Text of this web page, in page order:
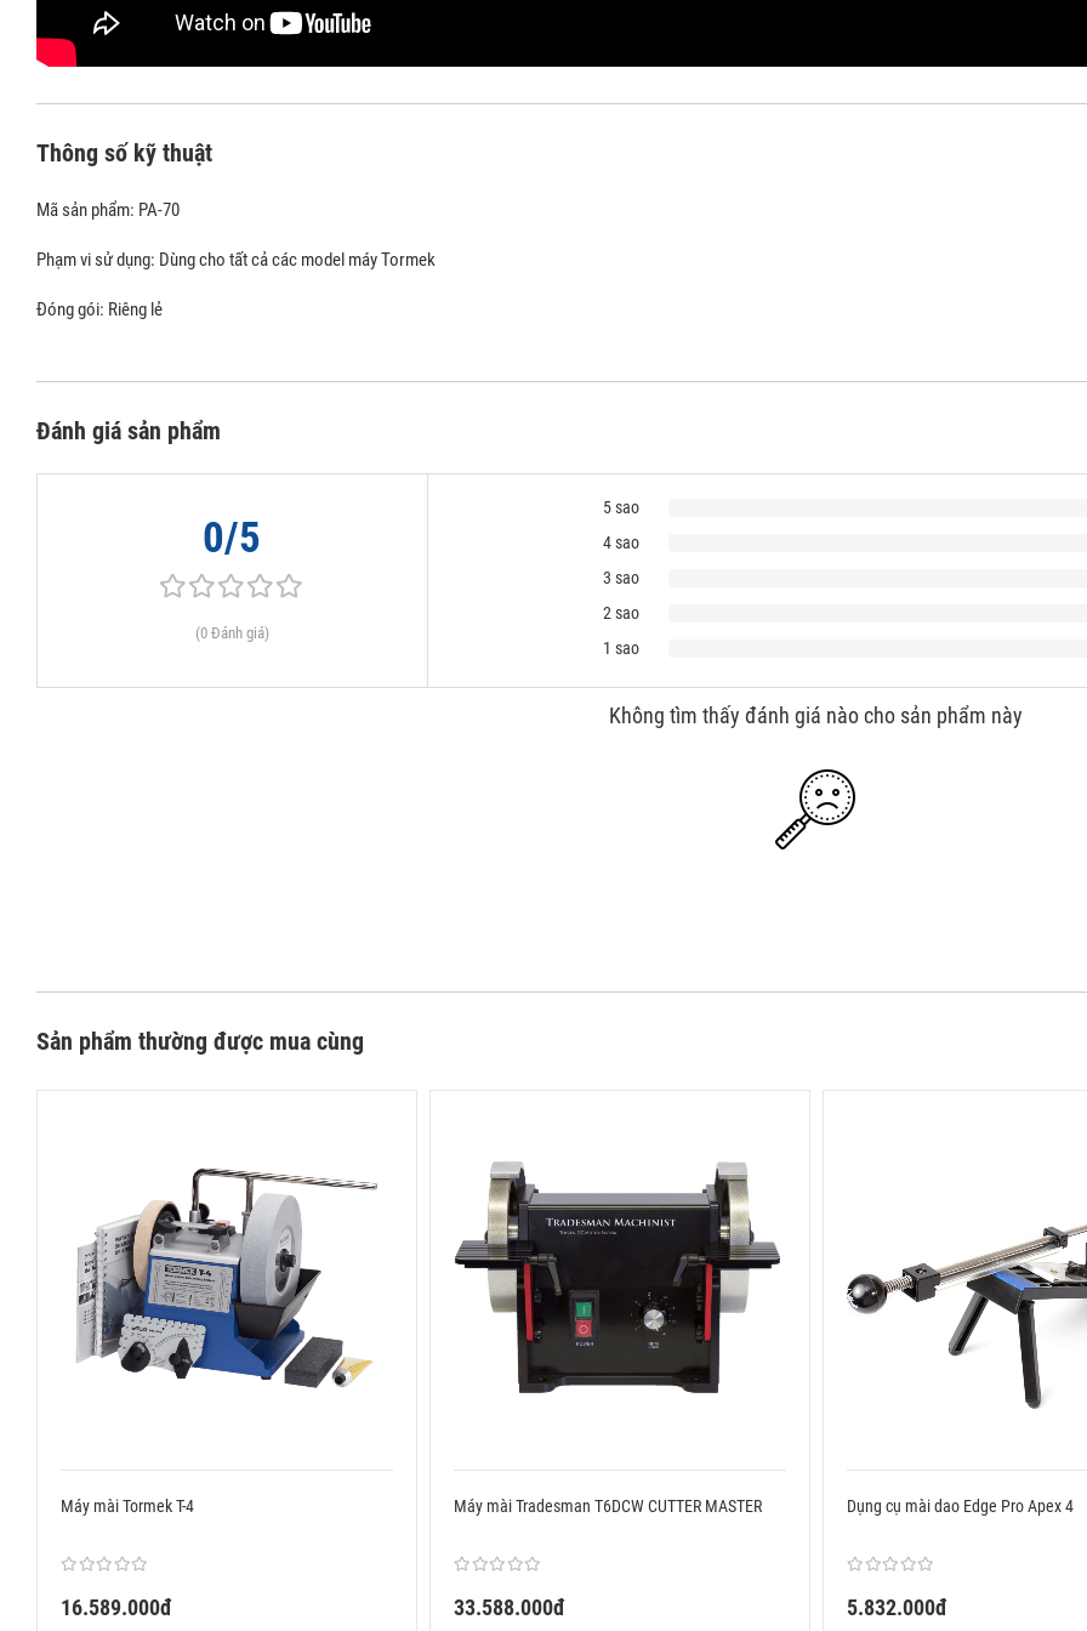
Thông số kỹ thuật
Mã sản phẩm: PA-70
Phạm vi sử dụng: Dùng cho tất cả các model máy Tormek
Đóng gói: Riêng lẻ
Đánh giá sản phẩm
0/5
(0 Đánh giá)
5 sao
4 sao
3 sao
2 sao
1 sao
Không tìm thấy đánh giá nào cho sản phẩm này
Sản phẩm thường được mua cùng
Máy mài Tormek T-4
16.589.000đ
Máy mài Tradesman T6DCW CUTTER MASTER
33.588.000đ
Dụng cụ mài dao Edge Pro Apex 4
5.832.000đ